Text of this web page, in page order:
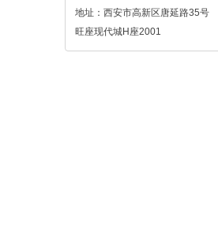
地址：西安市高新区唐延路35号
旺座现代城H座2001